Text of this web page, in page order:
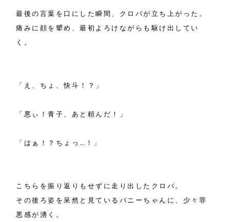
最後の言葉を口にした瞬間、クロバが立ち上がった。
痛みに顔を顰め、最初よろけながらも駆け出してい
く。
「え、ちょ、快斗！？」
「悪ぃ！青子、あと頼んだ！」
「はぁ！？ちょっ…！」
こちらを振り返りもせずに走り出したクロバ。
その後ろ姿を呆然と見ているバニーちゃんに、少々罪
悪感が湧く。